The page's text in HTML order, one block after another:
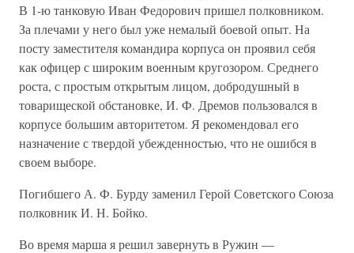
В 1-ю танковую Иван Федорович пришел полковником.
За плечами у него был уже немалый боевой опыт. На
посту заместителя командира корпуса он проявил себя
как офицер с широким военным кругозором. Среднего
роста, с простым открытым лицом, добродушный в
товарищеской обстановке, И. Ф. Дремов пользовался в
корпусе большим авторитетом. Я рекомендовал его
назначение с твердой убежденностью, что не ошибся в
своем выборе.
Погибшего А. Ф. Бурду заменил Герой Советского Союза
полковник И. Н. Бойко.
Во время марша я решил завернуть в Ружин —